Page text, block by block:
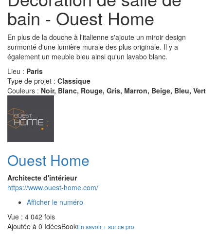
bain - Ouest Home
En plus de la douche à l'italienne s'ajoute un miroir design
surmonté d'une lumière murale des plus originale. Il y a
également un meuble bleu ainsi qu'un lavabo blanc.
Lieu : Paris
Type de projet : Classique
Couleurs : Noir, Blanc, Rouge, Gris, Marron, Beige, Bleu, Vert
Ouest Home
Architecte d'intérieur
https://www.ouest-home.com/
Afficher le numéro
Vue : 4 042 fois
Ajoutée à 0 IdéesBookEn savoir + sur ce pro